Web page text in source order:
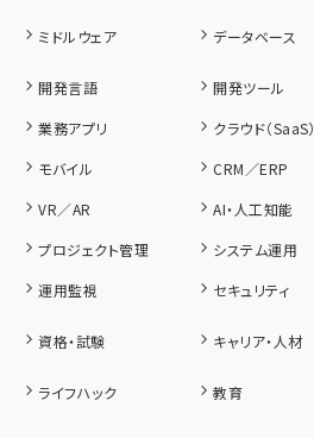
ミドルウェア データベース
開発言語
開発ツール
業務アプリ
クラウド（SaaS）
モバイル
CRM／ERP
VR／AR
AI・人工知能
プロジェクト管理
システム運用
運用監視
セキュリティ
資格・試験 キャリア・人材
ライフハック
教育